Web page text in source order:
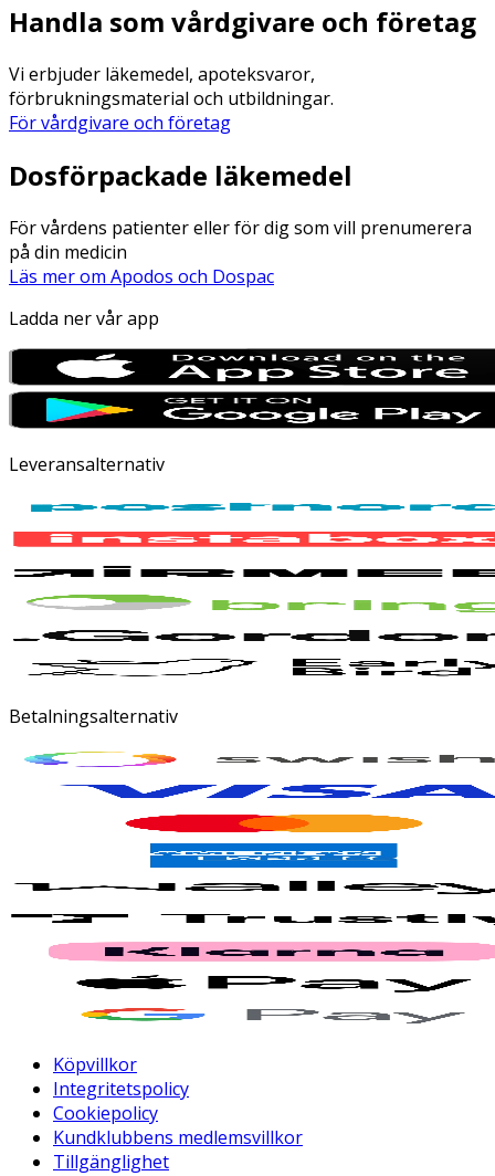
Handla som vårdgivare och företag
Vi erbjuder läkemedel, apoteksvaror,
förbrukningsmaterial och utbildningar.
För vårdgivare och företag
Dosförpackade läkemedel
För vårdens patienter eller för dig som vill prenumerera
på din medicin
Läs mer om Apodos och Dospac
Ladda ner vår app
Leveransalternativ
Betalningsalternativ
Köpvillkor
Integritetspolicy
Cookiepolicy
Kundklubbens medlemsvillkor
Tillgänglighet